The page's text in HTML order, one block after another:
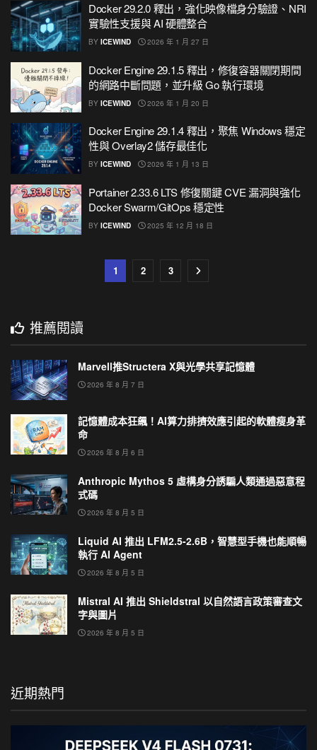
Docker 29.2.0 釋出，強化映像檔身分驗證、NRI
實驗性支援與 AI 硬體整合
BY ICEWIND 2026 年 1 月 27 日
Docker Engine 29.1.5 釋出，修復容器關閉期間
的網路中斷問題，並升級 Go 執行環境
BY ICEWIND 2026 年 1 月 20 日
Docker Engine 29.1.4 釋出，聚焦 Windows 穩定
性與 Overlay2 儲存最佳化
BY ICEWIND 2026 年 1 月 13 日
Portainer 2.33.6 LTS 修復關鍵 CVE 漏洞與強化
Docker Swarm/GitOps 穩定性
BY ICEWIND 2025 年 12 月 18 日
1 2 3
推薦閱讀
Marvell推Structera X與光學共享記憶體
2026 年 8 月 7 日
記憶體成本狂飆！AI算力排擠效應引起的軟體瘦身革
命
2026 年 8 月 6 日
Anthropic Mythos 5 虛構身分誘騙人類通過惡意程
式碼
2026 年 8 月 5 日
Liquid AI 推出 LFM2.5-2.6B，智慧型手機也能順暢
執行 AI Agent
2026 年 8 月 5 日
Mistral AI 推出 Shieldstral 以自然語言政策審查文
字與圖片
2026 年 8 月 5 日
近期熱門